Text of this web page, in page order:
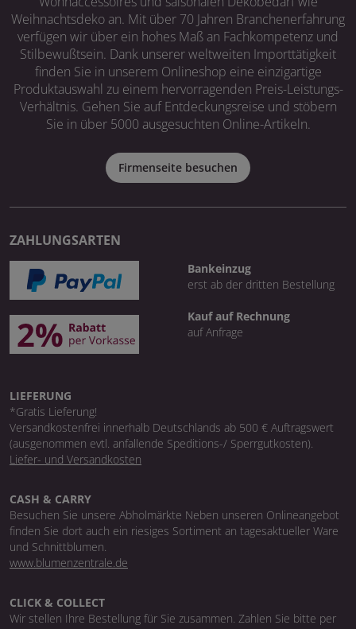
Weihnachtsdeko an. Mit über 70 Jahren Branchenerfahrung
verfügen wir über ein hohes Maß an Fachkompetenz und
Stilbewußtsein. Dank unserer weltweiten Importtätigkeit
finden Sie in unserem Onlineshop eine einzigartige
Produktauswahl zu einem hervorragenden Preis-Leistungs-
Verhältnis. Gehen Sie auf Entdeckungsreise und stöbern
Sie in über 5000 ausgesuchten Online-Artikeln.
Firmenseite besuchen
ZAHLUNGSARTEN
Bankeinzug
erst ab der dritten Bestellung
Kauf auf Rechnung
auf Anfrage
LIEFERUNG
*Gratis Lieferung!
Versandkostenfrei innerhalb Deutschlands ab 500 € Auftragswert
(ausgenommen evtl. anfallende Speditions-/ Sperrgutkosten).
Liefer- und Versandkosten
CASH & CARRY
Besuchen Sie unsere Abholmärkte Neben unseren Onlineangebot
finden Sie dort auch ein riesiges Sortiment an tagesaktueller Ware
und Schnittblumen.
www.blumenzentrale.de
CLICK & COLLECT
Wir stellen Ihre Bestellung für Sie zusammen. Zahlen Sie bitte per